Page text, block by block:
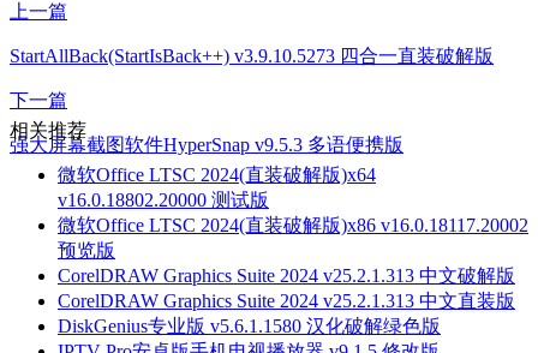
上一篇
StartAllBack(StartIsBack++) v3.9.10.5273 四合一直装破解版
下一篇
强大屏幕截图软件HyperSnap v9.5.3 多语便携版
相关推荐
微软Office LTSC 2024(直装破解版)x64
v16.0.18802.20000 测试版
微软Office LTSC 2024(直装破解版)x86 v16.0.18117.20002
预览版
CorelDRAW Graphics Suite 2024 v25.2.1.313 中文破解版
CorelDRAW Graphics Suite 2024 v25.2.1.313 中文直装版
DiskGenius专业版 v5.6.1.1580 汉化破解绿色版